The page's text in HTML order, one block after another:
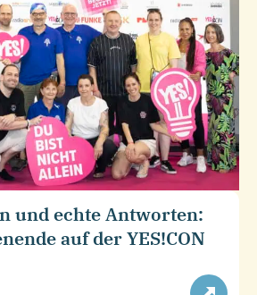
und echte Antworten:
auf der YES!CON